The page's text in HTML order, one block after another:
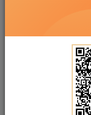
正文开始阅读，请
------正文内